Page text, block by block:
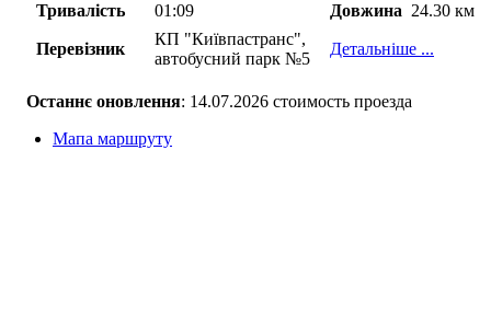
Тривалість 01:09 Довжина 24.30 км
Перевізник
КП "Київпастранс",
автобусний парк №5
Детальніше ...
Останнє оновлення: 14.07.2026 стоимость проезда
Мапа маршруту